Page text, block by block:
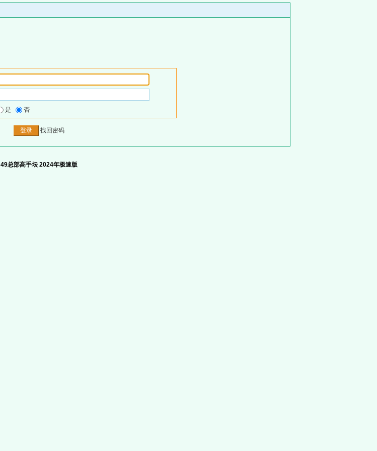
是 否
找回密码
49总部高手坛 2024年极速版